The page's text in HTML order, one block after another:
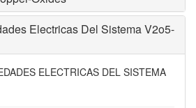
Electricas Del Sistema V2o5-
ELECTRICAS DEL SISTEMA